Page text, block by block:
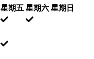
星期五 星期六 星期日